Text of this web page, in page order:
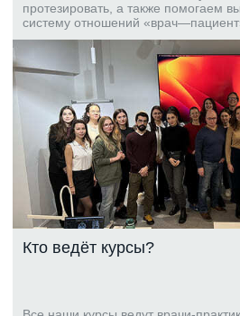
Кто ведёт курсы?
Все наши курсы ведут врачи-практики
с медицинским стажем более 10 лет.
Чтобы узнать о них больше — загляните
в разделы «Врачи» и "Наши работы". В течение 4
недель после окончания наши лекторы
оказывают менторскую поддержку ученикам:
отвечают на вопросы и помогают советом.